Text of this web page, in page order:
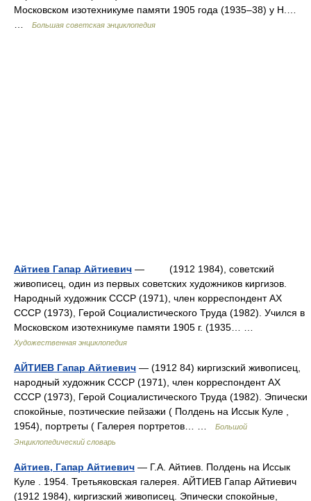
Московском изотехникуме памяти 1905 года (1935‒38) у Н.…
Большая советская энциклопедия
Айтиев Гапар Айтиевич — (1912 1984), советский
живописец, один из первых советских художников киргизов.
Народный художник СССР (1971), член корреспондент АХ
СССР (1973), Герой Социалистического Труда (1982). Учился в
Московском изотехникуме памяти 1905 г. (1935… …
Художественная энциклопедия
АЙТИЕВ Гапар Айтиевич — (1912 84) киргизский живописец,
народный художник СССР (1971), член корреспондент АХ
СССР (1973), Герой Социалистического Труда (1982). Эпически
спокойные, поэтические пейзажи ( Полдень на Иссык Куле ,
1954), портреты ( Галерея портретов… …
Большой
Энциклопедический словарь
Айтиев, Гапар Айтиевич — Г.А. Айтиев. Полдень на Иссык
Куле . 1954. Третьяковская галерея. АЙТИЕВ Гапар Айтиевич
(1912 1984), киргизский живописец. Эпически спокойные,